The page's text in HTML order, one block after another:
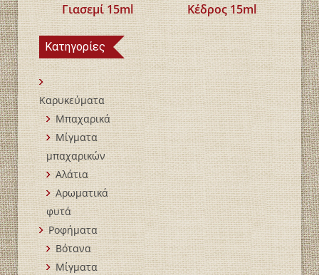
Γιασεμί 15ml Κέδρος 15ml
Κατηγορίες
Καρυκεύματα
Μπαχαρικά
Mίγματα
μπαχαρικών
Αλάτια
Αρωματικά
φυτά
Ροφήματα
Βότανα
Μίγματα